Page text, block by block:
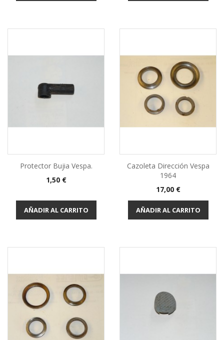
Protector Bujia Vespa.
Precio
1,50 €
AÑADIR AL CARRITO
Cazoleta Dirección Vespa
1964
Precio
17,00 €
AÑADIR AL CARRITO